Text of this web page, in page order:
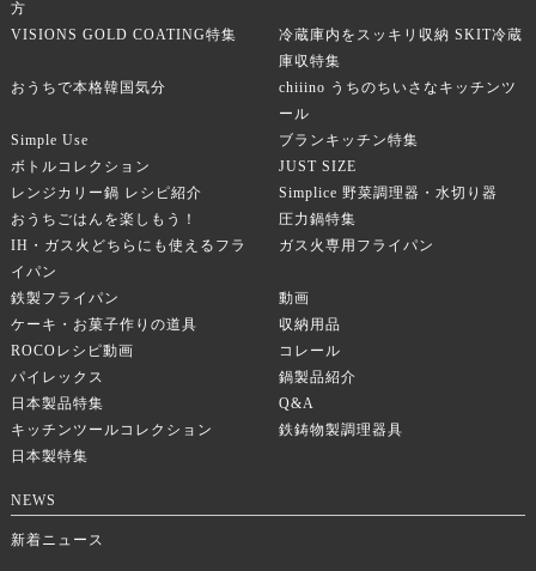
方
VISIONS GOLD COATING特集
冷蔵庫内をスッキリ収納 SKIT冷蔵
庫収特集
おうちで本格韓国気分
chiiino うちのちいさなキッチンツ
ール
Simple Use
ブランキッチン特集
ボトルコレクション
JUST SIZE
レンジカリー鍋 レシピ紹介
Simplice 野菜調理器・水切り器
おうちごはんを楽しもう！
圧力鍋特集
IH・ガス火どちらにも使えるフラ
イパン
ガス火専用フライパン
鉄製フライパン
動画
ケーキ・お菓子作りの道具
収納用品
ROCOレシピ動画
コレール
パイレックス
鍋製品紹介
日本製品特集
Q&A
キッチンツールコレクション
鉄鋳物製調理器具
日本製特集
NEWS
新着ニュース